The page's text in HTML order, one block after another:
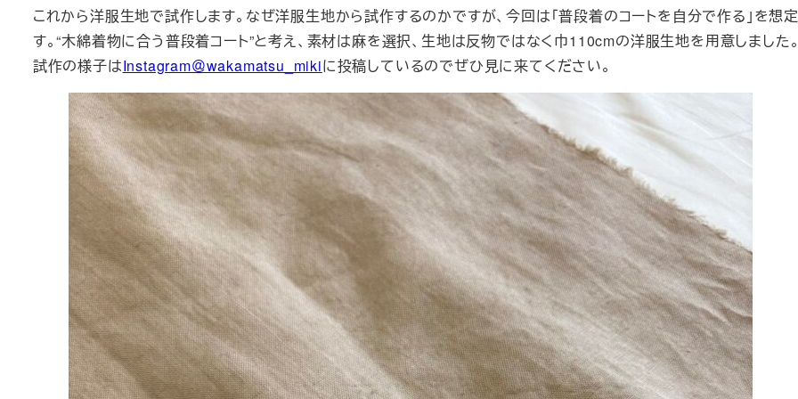
これから洋服生地で試作します。なぜ洋服生地から試作するのかですが、今回は「普段着のコートを自分で作る」を想
す。“木綿着物に合う普段着コート”と考え、素材は麻を選択、生地は反物ではなく巾110cmの洋服生地を用意しました。
試作の様子はInstagram＠wakamatsu_mikiに投稿しているのでぜひ見に来てください。